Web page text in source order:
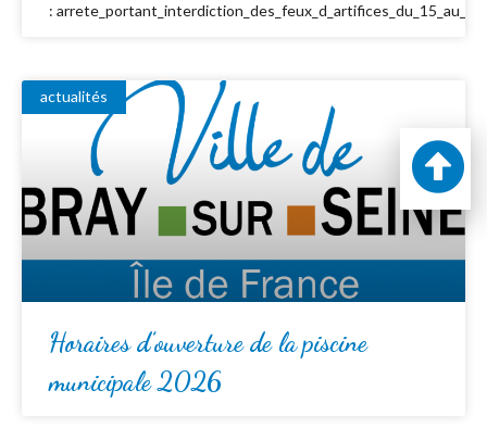
:
actualités
Horaires d’ouverture de la piscine
municipale 2026